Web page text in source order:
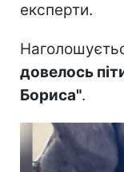
експерти.
довелось
Бориса".